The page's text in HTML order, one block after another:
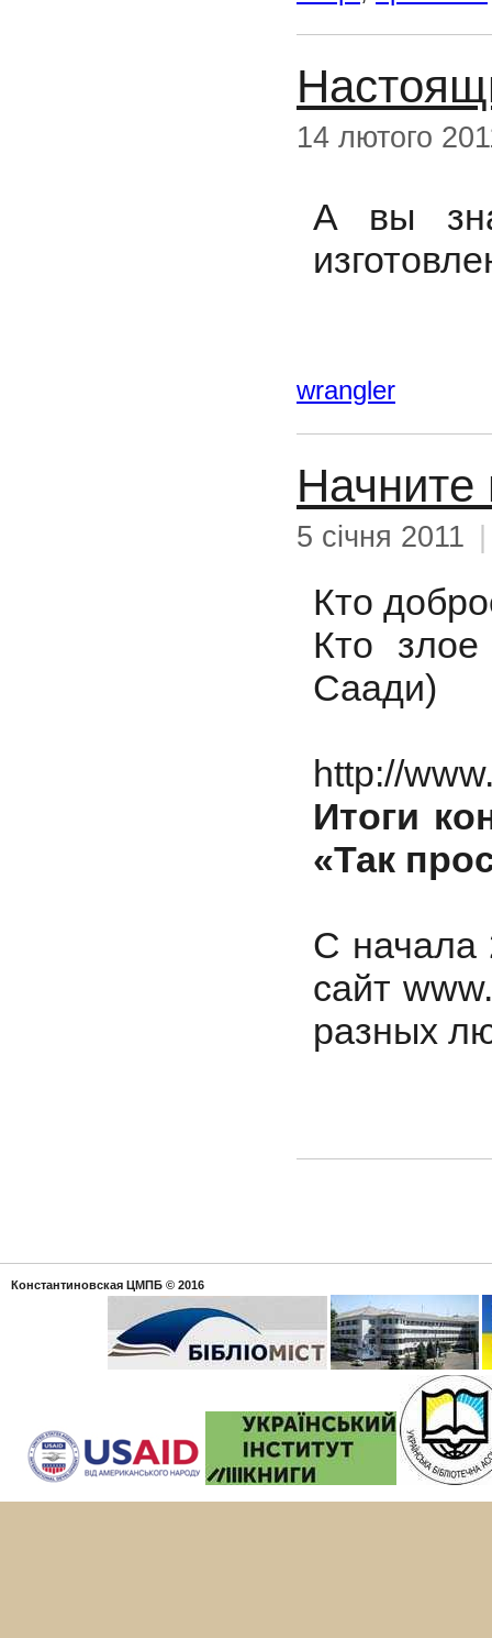
14 лютого
А вы
wrangler
5 січня 2011
Кто
Кто
Саади)
http://
Итоги
«Так
С начала
сайт
разных
Константиновская ЦМПБ © 2016